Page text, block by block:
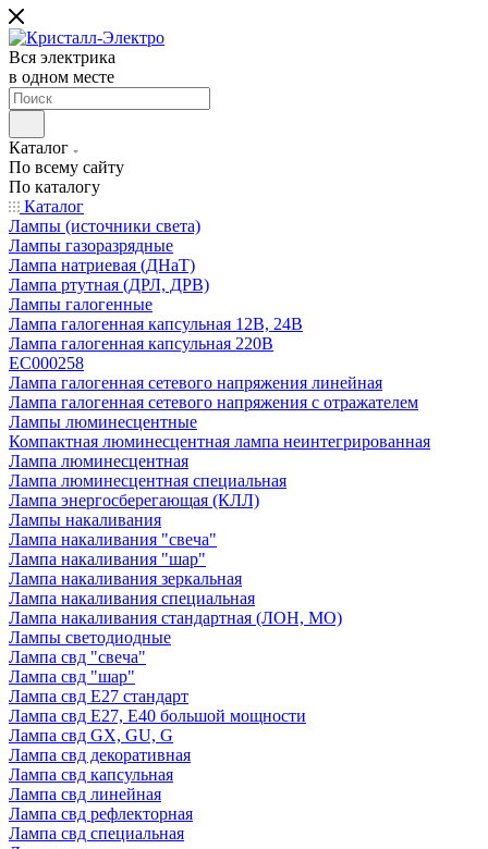
Вся электрика
в одном месте
Каталог
По всему сайту
По каталогу
Каталог
Лампы (источники света)
Лампы газоразрядные
Лампа натриевая (ДНаТ)
Лампа ртутная (ДРЛ, ДРВ)
Лампы галогенные
Лампа галогенная капсульная 12В, 24В
Лампа галогенная капсульная 220В
EC000258
Лампа галогенная сетевого напряжения линейная
Лампа галогенная сетевого напряжения с отражателем
Лампы люминесцентные
Компактная люминесцентная лампа неинтегрированная
Лампа люминесцентная
Лампа люминесцентная специальная
Лампа энергосберегающая (КЛЛ)
Лампы накаливания
Лампа накаливания "свеча"
Лампа накаливания "шар"
Лампа накаливания зеркальная
Лампа накаливания специальная
Лампа накаливания стандартная (ЛОН, МО)
Лампы светодиодные
Лампа свд "свеча"
Лампа свд "шар"
Лампа свд E27 стандарт
Лампа свд E27, Е40 большой мощности
Лампа свд GX, GU, G
Лампа свд декоративная
Лампа свд капсульная
Лампа свд линейная
Лампа свд рефлекторная
Лампа свд специальная